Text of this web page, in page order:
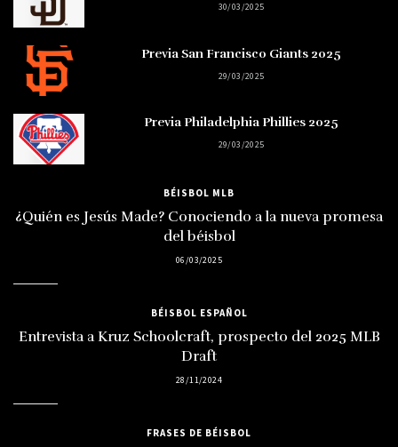
30/03/2025
Previa San Francisco Giants 2025
29/03/2025
Previa Philadelphia Phillies 2025
29/03/2025
BÉISBOL MLB
¿Quién es Jesús Made? Conociendo a la nueva promesa
del béisbol
06/03/2025
BÉISBOL ESPAÑOL
Entrevista a Kruz Schoolcraft, prospecto del 2025 MLB
Draft
28/11/2024
FRASES DE BÉISBOL